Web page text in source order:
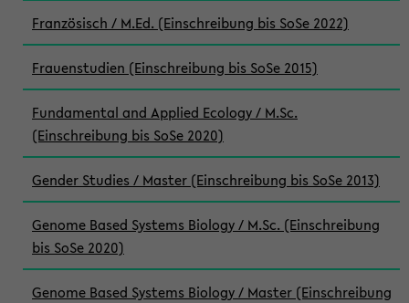
Französisch / M.Ed. (Einschreibung bis SoSe 2022)
Frauenstudien (Einschreibung bis SoSe 2015)
Fundamental and Applied Ecology / M.Sc.
(Einschreibung bis SoSe 2020)
Gender Studies / Master (Einschreibung bis SoSe 2013)
Genome Based Systems Biology / M.Sc. (Einschreibung
bis SoSe 2020)
Genome Based Systems Biology / Master (Einschreibung